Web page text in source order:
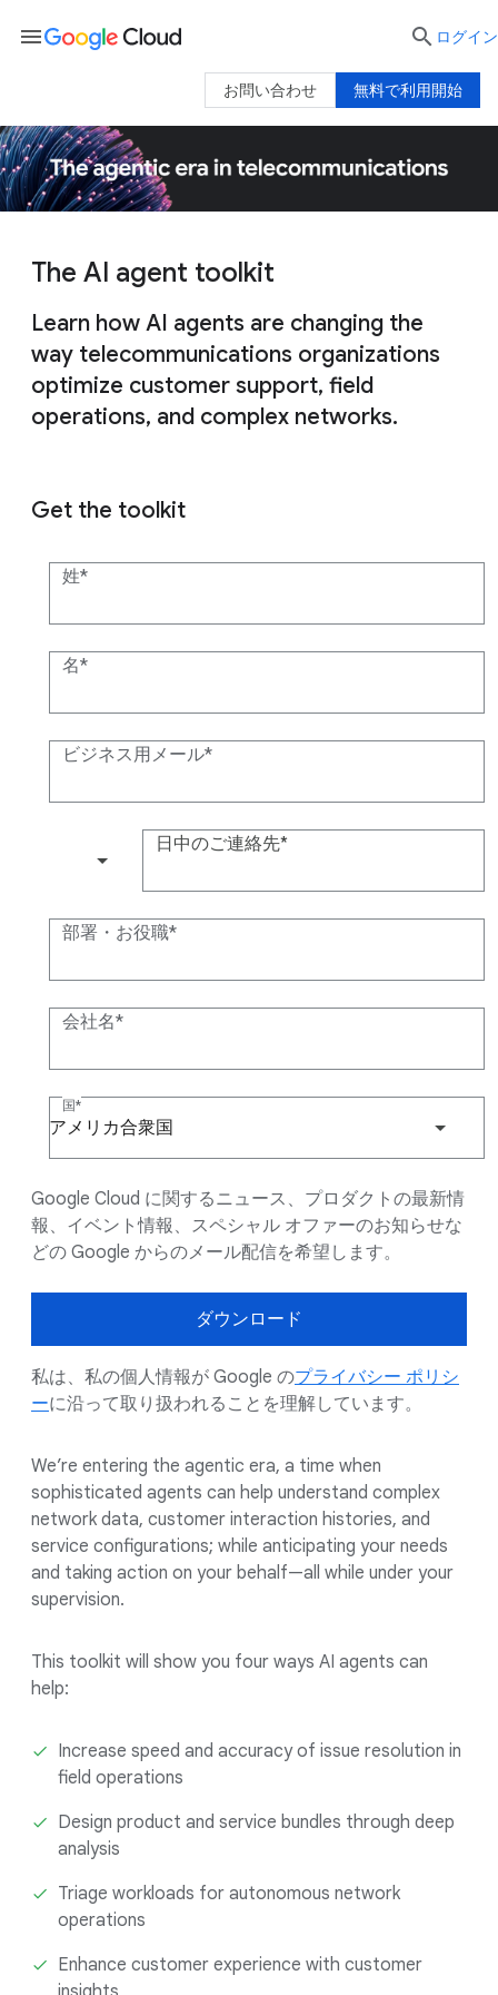
The AI agent toolkit
Learn how AI agents are changing the
way telecommunications organizations
optimize customer support, field
operations, and complex networks.
Get the toolkit
姓
名
ビジネス用メール
日中のご連絡先
部署・お役職
会社名
国
アメリカ合衆国
Google Cloud に関するニュース、プロダクトの最新情
報、イベント情報、スペシャル オファーのお知らせな
どの Google からのメール配信を希望します。
ダウンロード
私は、私の個人情報が Google のプライバシー ポリシ
ーに沿って取り扱われることを理解しています。
We’re entering the agentic era, a time when
sophisticated agents can help understand complex
network data, customer interaction histories, and
service configurations; while anticipating your needs
and taking action on your behalf—all while under your
supervision.
This toolkit will show you four ways AI agents can
help:
Increase speed and accuracy of issue resolution in
field operations
Design product and service bundles through deep
analysis
Triage workloads for autonomous network
operations
Enhance customer experience with customer
menu  ログイン
無料で利用開始
お問い合わせ